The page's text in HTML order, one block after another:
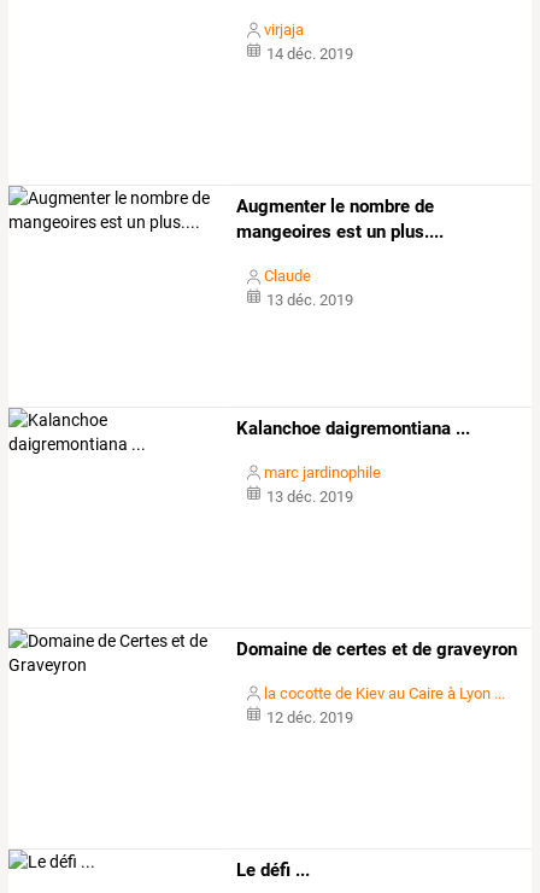
virjaja
14 déc. 2019
Augmenter le nombre de
mangeoires est un plus....
Claude
13 déc. 2019
Kalanchoe daigremontiana ...
marc jardinophile
13 déc. 2019
Domaine de certes et de graveyron
la cocotte de Kiev au Caire à Lyon ...
12 déc. 2019
Le défi ...